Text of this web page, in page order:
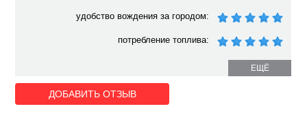
удобство вождения за городом:
потребление топлива:
ЕЩЁ
ДОБАВИТЬ ОТЗЫВ